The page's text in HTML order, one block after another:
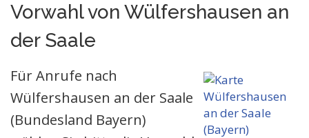
Vorwahl von Wülfershausen an
der Saale
Für Anrufe nach
Wülfershausen an der Saale
(Bundesland Bayern)